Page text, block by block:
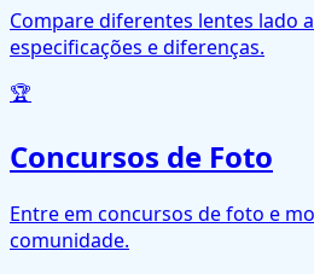
Compare diferentes lentes lado
especificações e diferenças.
🏆
Concursos de Foto
Entre em concursos de foto e
comunidade.